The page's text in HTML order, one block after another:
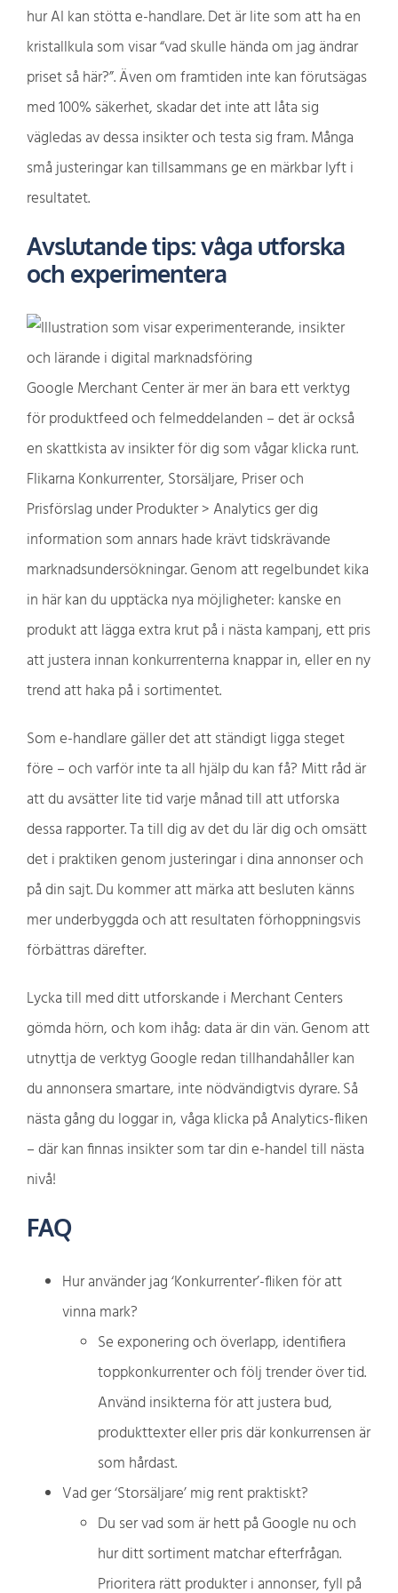
hur AI kan stötta e-handlare. Det är lite som att ha en
kristallkula som visar “vad skulle hända om jag ändrar
priset så här?”. Även om framtiden inte kan förutsägas
med 100% säkerhet, skadar det inte att låta sig
vägledas av dessa insikter och testa sig fram. Många
små justeringar kan tillsammans ge en märkbar lyft i
resultatet.
Avslutande tips: våga utforska
och experimentera
Google Merchant Center är mer än bara ett verktyg
för produktfeed och felmeddelanden – det är också
en skattkista av insikter för dig som vågar klicka runt.
Flikarna Konkurrenter, Storsäljare, Priser och
Prisförslag under Produkter > Analytics ger dig
information som annars hade krävt tidskrävande
marknadsundersökningar. Genom att regelbundet kika
in här kan du upptäcka nya möjligheter: kanske en
produkt att lägga extra krut på i nästa kampanj, ett pris
att justera innan konkurrenterna knappar in, eller en ny
trend att haka på i sortimentet.
Som e-handlare gäller det att ständigt ligga steget
före – och varför inte ta all hjälp du kan få? Mitt råd är
att du avsätter lite tid varje månad till att utforska
dessa rapporter. Ta till dig av det du lär dig och omsätt
det i praktiken genom justeringar i dina annonser och
på din sajt. Du kommer att märka att besluten känns
mer underbyggda och att resultaten förhoppningsvis
förbättras därefter.
Lycka till med ditt utforskande i Merchant Centers
gömda hörn, och kom ihåg: data är din vän. Genom att
utnyttja de verktyg Google redan tillhandahåller kan
du annonsera smartare, inte nödvändigtvis dyrare. Så
nästa gång du loggar in, våga klicka på Analytics-fliken
– där kan finnas insikter som tar din e-handel till nästa
nivå!
FAQ
Hur använder jag ‘Konkurrenter’-fliken för att
vinna mark?
Se exponering och överlapp, identifiera
toppkonkurrenter och följ trender över tid.
Använd insikterna för att justera bud,
produkttexter eller pris där konkurrensen är
som hårdast.
Vad ger ‘Storsäljare’ mig rent praktiskt?
Du ser vad som är hett på Google nu och
hur ditt sortiment matchar efterfrågan.
Prioritera rätt produkter i annonser, fyll på